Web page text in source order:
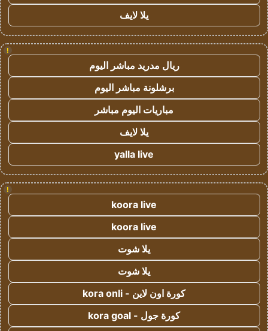
يلا لايف
!
ريال مدريد مباشر اليوم
برشلونة مباشر اليوم
مباريات اليوم مباشر
يلا لايف
yalla live
!
koora live
koora live
يلا شوت
يلا شوت
كورة اون لاين - kora onli
كورة جول - kora goal